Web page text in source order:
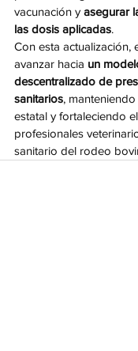
vacunación y asegurar
las dosis aplicadas.
Con esta actualización,
avanzar hacia un
descentralizado de
sanitarios,
estatal y fortaleciendo
profesionales
sanitario del rodeo